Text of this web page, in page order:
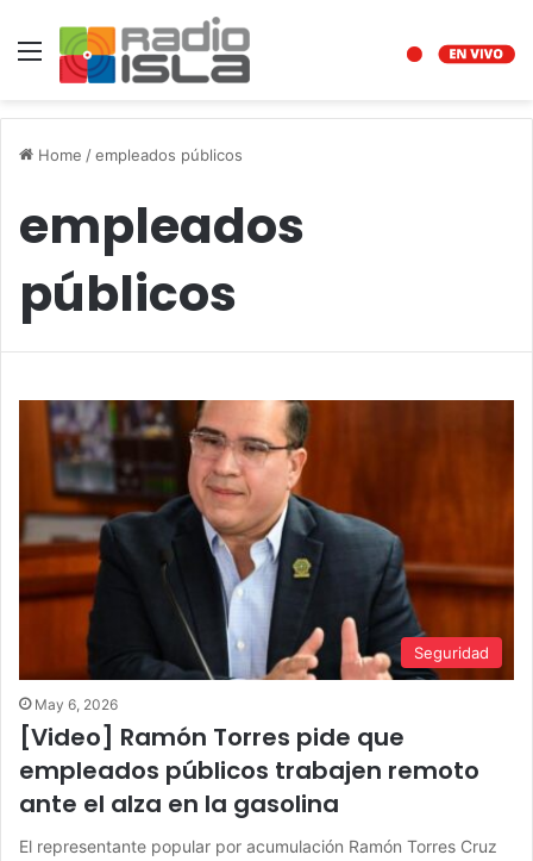
Menu
Home /empleados públicos
empleados
públicos
Seguridad
May 6, 2026
[Video] Ramón Torres pide que
empleados públicos trabajen remoto
ante el alza en la gasolina
El representante popular por acumulación Ramón Torres Cruz